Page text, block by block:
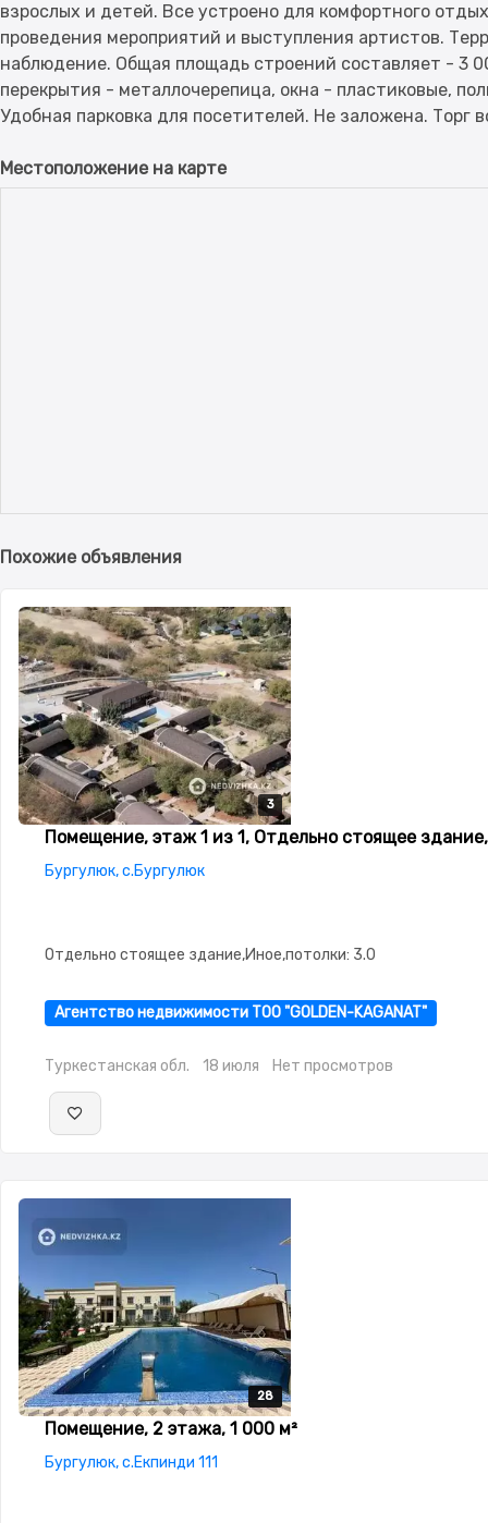
взрослых и детей. Все устроено для комфортного
проведения мероприятий и выступления артистов.
наблюдение. Общая площадь строений составляет - 3
перекрытия - металлочерепица, окна - пластиковые,
Местоположение на карте
Похожие объявления
3
3
3
Помещение, этаж 1 из 1, Отдельно стоящее
Бургулюк, с.Бургулюк
Отдельно стоящее здание,Иное,потолки: 3.0
Агентство недвижимости ТОО "GOLDEN-KAGANAT"
Туркестанская обл. 18 июля Нет просмотров
28
28
28
28
28
Помещение, 2 этажа, 1 000 м²
Бургулюк, с.Екпинди 111